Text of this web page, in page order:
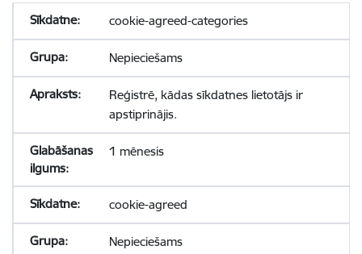
cookie-agreed-categories
Nepieciešams
Reģistrē, kādas sīkdatnes lietotājs ir
apstiprinājis.
1 mēnesis
cookie-agreed
Nepieciešams